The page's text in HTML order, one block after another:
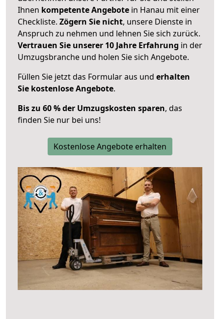
Ihnen kompetente Angebote in Hanau mit einer
Checkliste. Zögern Sie nicht, unsere Dienste in
Anspruch zu nehmen und lehnen Sie sich zurück.
Vertrauen Sie unserer 10 Jahre Erfahrung in der
Umzugsbranche und holen Sie sich Angebote.
Füllen Sie jetzt das Formular aus und erhalten
Sie kostenlose Angebote.
Bis zu 60 % der Umzugskosten sparen, das
finden Sie nur bei uns!
Kostenlose Angebote erhalten